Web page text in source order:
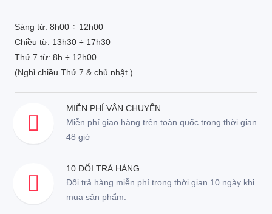
Sáng từ: 8h00 ÷ 12h00
Chiều từ: 13h30 ÷ 17h30
Thứ 7 từ: 8h ÷ 12h00
(Nghỉ chiều Thứ 7 & chủ nhật )
MIỄN PHÍ VẬN CHUYỂN
Miễn phí giao hàng trên toàn quốc trong thời gian
48 giờ
10 ĐỔI TRẢ HÀNG
Đổi trả hàng miễn phí trong thời gian 10 ngày khi
mua sản phẩm.